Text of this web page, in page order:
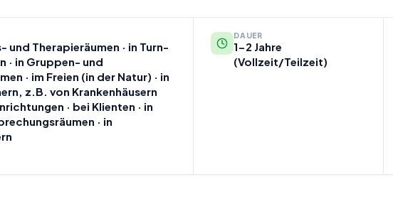
und Therapieräumen · in Turn-
· in Gruppen- und
· im Freien (in der Natur) · in
z.B. von Krankenhäusern
· bei Klienten · in
· in
DAUER
1-2 Jahre
(Vollzeit/Teilzeit)